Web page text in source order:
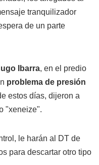
tranquilizador
de un parte
Ibarra, en el predio
problema de presión
estos días, dijeron a
"xeneize".
le harán al DT de
para descartar otro tipo